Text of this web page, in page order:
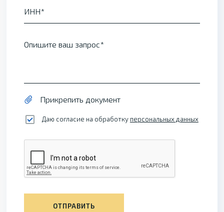
ИНН
Опишите ваш запрос
Прикрепить документ
Даю согласие на обработку персональных данных
ОТПРАВИТЬ